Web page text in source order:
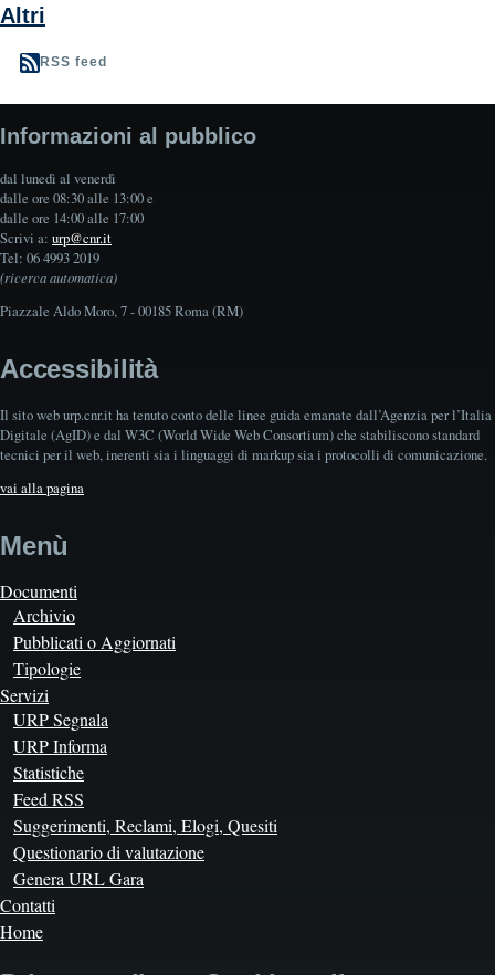
Altri
RSS feed
Informazioni al pubblico
dal lunedì al venerdì
dalle ore 08:30 alle 13:00 e
dalle ore 14:00 alle 17:00
Scrivi a: urp@cnr.it
Tel: 06 4993 2019
(ricerca automatica)
Piazzale Aldo Moro, 7 - 00185 Roma (RM)
Accessibilità
Il sito web urp.cnr.it ha tenuto conto delle linee guida emanate dall’Agenzia per l’Italia
Digitale (AgID) e dal W3C (World Wide Web Consortium) che stabiliscono standard
tecnici per il web, inerenti sia i linguaggi di markup sia i protocolli di comunicazione.
vai alla pagina
Menù
Documenti
Archivio
Pubblicati o Aggiornati
Tipologie
Servizi
URP Segnala
URP Informa
Statistiche
Feed RSS
Suggerimenti, Reclami, Elogi, Quesiti
Questionario di valutazione
Genera URL Gara
Contatti
Home